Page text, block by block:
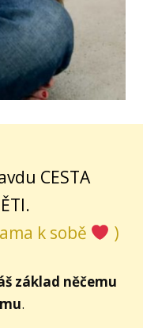
CESTA
k sobě )
základ něčemu
.